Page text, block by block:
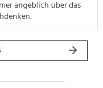
angeblich über das